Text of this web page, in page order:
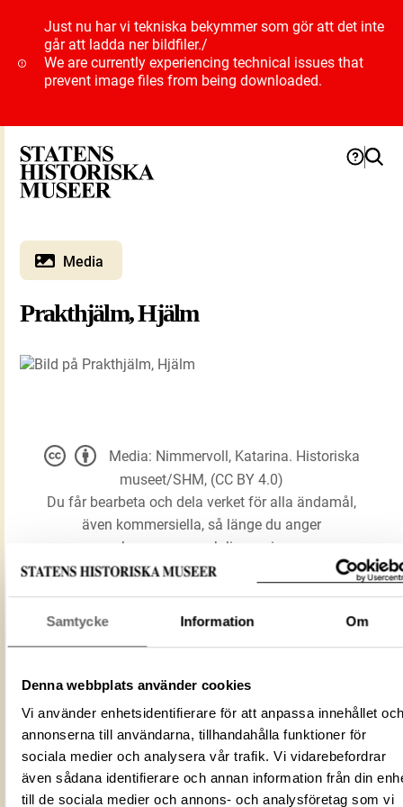
Samtycke Information Om
Denna webbplats använder cookies
Vi använder enhetsidentifierare för att anpassa innehållet och
annonserna till användarna, tillhandahålla funktioner för
sociala medier och analysera vår trafik. Vi vidarebefordrar
även sådana identifierare och annan information från din
till de sociala medier och annons- och analysföretag som vi
Just nu har vi tekniska bekymmer som gör att det inte
går att ladda ner bildfiler./
We are currently experiencing technical issues that
prevent image files from being downloaded.
Media
Prakthjälm, Hjälm
Prakthjälm
Hjälm
Föremålsnummer 120458_HST
Mediatyp
image/jpeg
Media: Nimmervoll, Katarina. Historiska
museet/SHM, (CC BY 4.0)
Du får bearbeta och dela verket för alla ändamål,
även kommersiella, så länge du anger
upphovsperson och licensgivare.